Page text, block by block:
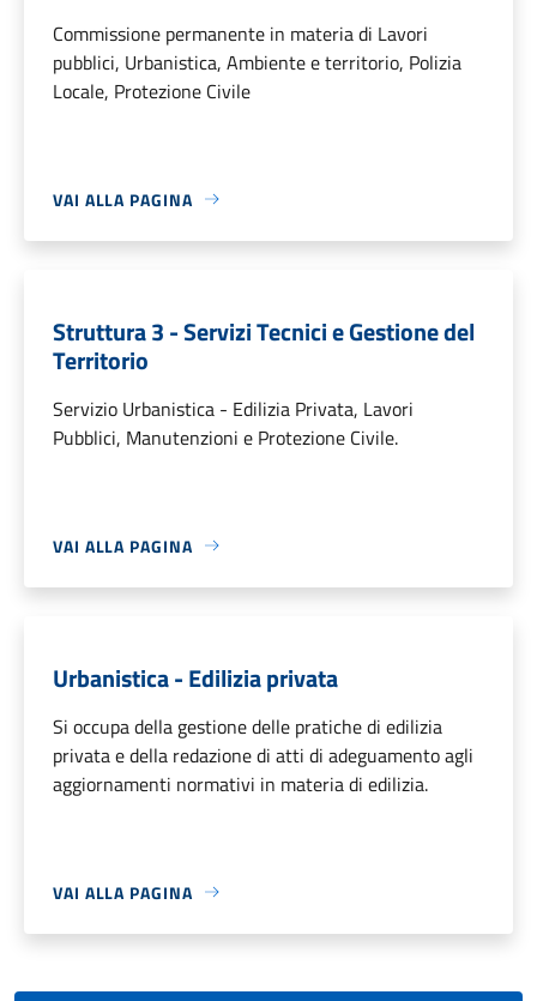
Commissione permanente in materia di Lavori
pubblici, Urbanistica, Ambiente e territorio, Polizia
Locale, Protezione Civile
VAI ALLA PAGINA
Struttura 3 - Servizi Tecnici e Gestione del
Territorio
Servizio Urbanistica - Edilizia Privata, Lavori
Pubblici, Manutenzioni e Protezione Civile.
VAI ALLA PAGINA
Urbanistica - Edilizia privata
Si occupa della gestione delle pratiche di edilizia
privata e della redazione di atti di adeguamento agli
aggiornamenti normativi in materia di edilizia.
VAI ALLA PAGINA